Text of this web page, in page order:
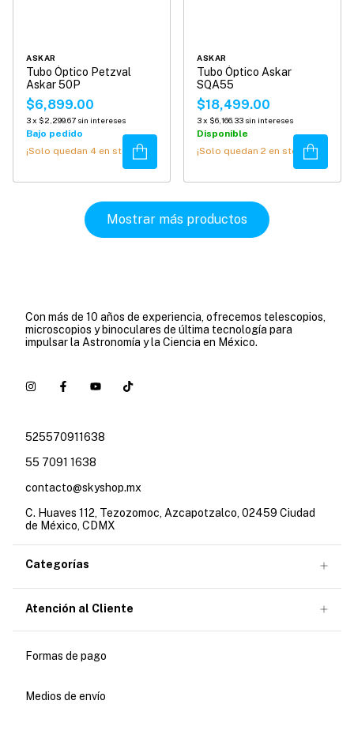
ASKAR
Tubo Óptico Petzval
Askar 50P
$6,899.00
3x $2,299.67 sin intereses
Bajo pedido
¡Solo quedan 4 en stock!Comprar
ASKAR
Tubo Óptico Askar
SQA55
$18,499.00
3x $6,166.33 sin intereses
Disponible
¡Solo quedan 2 en stock!Comprar
Mostrar más productos
Con más de 10 años de experiencia, ofrecemos telescopios,
microscopios y binoculares de última tecnología para
impulsar la Astronomía y la Ciencia en México.
525570911638
55 7091 1638
contacto@skyshop.mx
C. Huaves 112, Tezozomoc, Azcapotzalco, 02459 Ciudad
de México, CDMX
Categorías
Atención al Cliente
Formas de pago
Medios de envío